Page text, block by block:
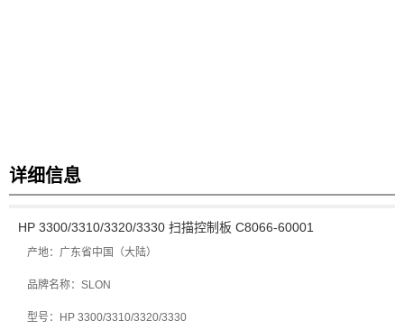
详细信息
HP 3300/3310/3320/3330 扫描控制板 C8066-60001
产地： 广东省中国（大陆）
品牌名称： SLON
型号 ： HP 3300/3310/3320/3330